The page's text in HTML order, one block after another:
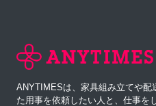
ANYTIMESは、家具組み立てや配
た用事を依頼したい人と、仕事を